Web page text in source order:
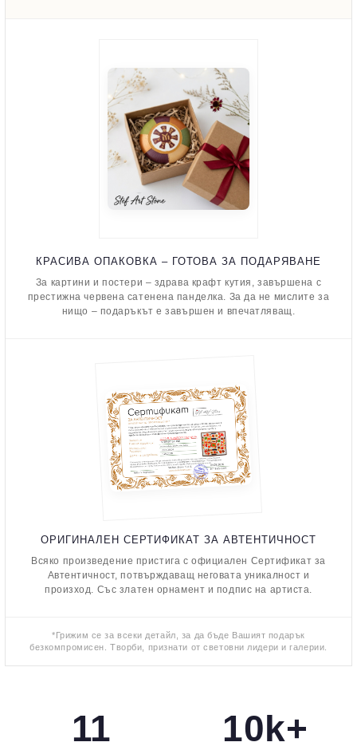
КРАСИВА ОПАКОВКА – ГОТОВА ЗА ПОДАРЯВАНЕ
За картини и постери – здрава крафт кутия, завършена с
престижна червена сатенена панделка. За да не мислите за
нищо – подаръкът е завършен и впечатляващ.
ОРИГИНАЛЕН СЕРТИФИКАТ ЗА АВТЕНТИЧНОСТ
Всяко произведение пристига с официален Сертификат за
Автентичност, потвърждаващ неговата уникалност и
произход. Със златен орнамент и подпис на артиста.
*Грижим се за всеки детайл, за да бъде Вашият подарък
безкомпромисен. Творби, признати от световни лидери и галерии.
11 10k+